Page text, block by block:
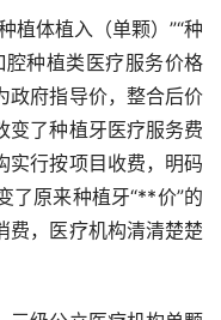
植体植入（单颗）”“种
腔种植类医疗服务价格
政府指导价，整合后价
变了种植牙医疗服务费
实行按项目收费，明码
了原来种植牙“**价”的
费，医疗机构清清楚楚